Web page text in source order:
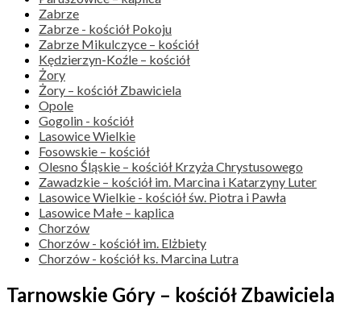
Zabrze
Zabrze - kościół Pokoju
Zabrze Mikulczyce – kościół
Kędzierzyn-Koźle – kościół
Żory
Żory – kościół Zbawiciela
Opole
Gogolin - kościół
Lasowice Wielkie
Fosowskie – kościół
Olesno Śląskie – kościół Krzyża Chrystusowego
Zawadzkie – kościół im. Marcina i Katarzyny Luter
Lasowice Wielkie - kościół św. Piotra i Pawła
Lasowice Małe – kaplica
Chorzów
Chorzów - kościół im. Elżbiety
Chorzów - kościół ks. Marcina Lutra
Tarnowskie Góry – kościół Zbawiciela